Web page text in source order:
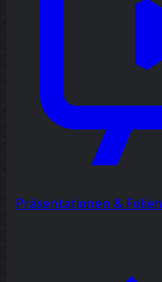
Präsentationen & Folien